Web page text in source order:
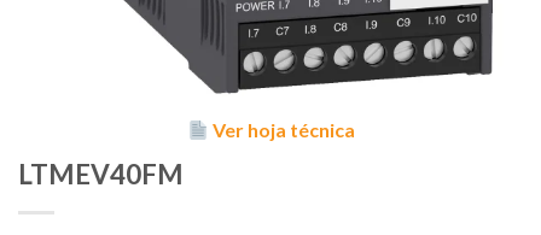
Ver hoja técnica
LTMEV40FM